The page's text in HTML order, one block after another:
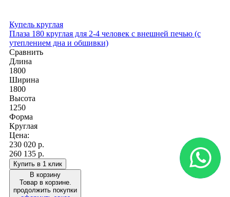
Купель круглая
Плаза 180 круглая для 2-4 человек с внешней печью (с
утеплением дна и обшивки)
Сравнить
Длина
1800
Ширина
1800
Высота
1250
Форма
Круглая
Цена:
230 020 р.
260 135 р.
Купить в 1 клик
В корзину
Товар в корзине.
продолжить покупки